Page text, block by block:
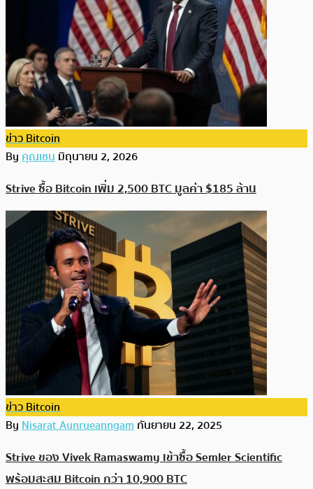
ข่าว Bitcoin
Byคุณเชนมิถุนายน 2, 2026
Strive ซื้อ Bitcoin เพิ่ม 2,500 BTC มูลค่า $185 ล้าน
ข่าว Bitcoin
ByNisarat Aunrueanngamกันยายน 22, 2025
Strive ของ Vivek Ramaswamy เข้าซื้อ Semler Scientific
พร้อมสะสม Bitcoin กว่า 10,900 BTC